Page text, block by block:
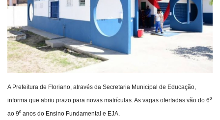
Contato
A Prefeitura de Floriano, através da Secretaria Municipal de Educação,
informa que abriu prazo para novas matrículas. As vagas ofertadas vão do 6⁰
ao 9⁰ anos do Ensino Fundamental e EJA.